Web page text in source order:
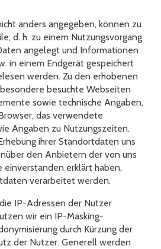
anders angegeben, können zu
d. h. zu einem Nutzungsvorgang
angelegt und Informationen
in einem Endgerät gespeichert
werden. Zu den erhobenen
besuchte Webseiten
sowie technische Angaben,
das verwendete
Angaben zu Nutzungszeiten.
ihrer Standortdaten uns
den Anbietern der von uns
erklärt haben,
verarbeitet werden.
IP-Adressen der Nutzer
wir ein IP-Masking-
durch Kürzung der
der Nutzer. Generell werden